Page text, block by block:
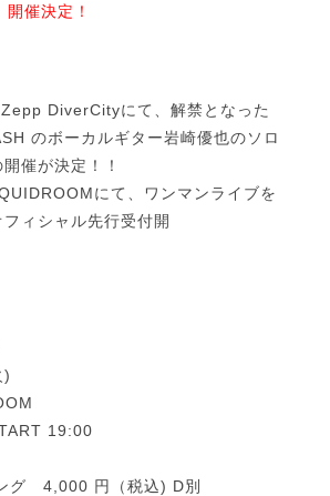
催決定！
DiverCityにて、解禁となった
のボーカルギター岩崎優也のソロ
催が決定！！
にて、ワンマンライブを
ィシャル先行受付開
)
19:00
グ 4,000 円（税込) D別